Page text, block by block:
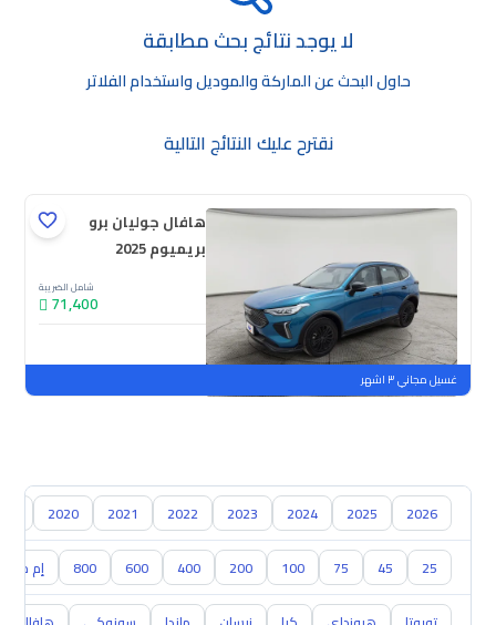
لا يوجد نتائج بحث مطابقة
حاول البحث عن الماركة والموديل واستخدام الفلاتر
نقترح عليك النتائج التالية
هافال جوليان برو
بريميوم 2025
شامل الضريبة
71,400
جديدة
ملوحة
غسيل مجاني ٣ اشهر
2026
2025
2024
2023
2022
2021
2020
25
45
75
100
200
400
600
800 إم جي